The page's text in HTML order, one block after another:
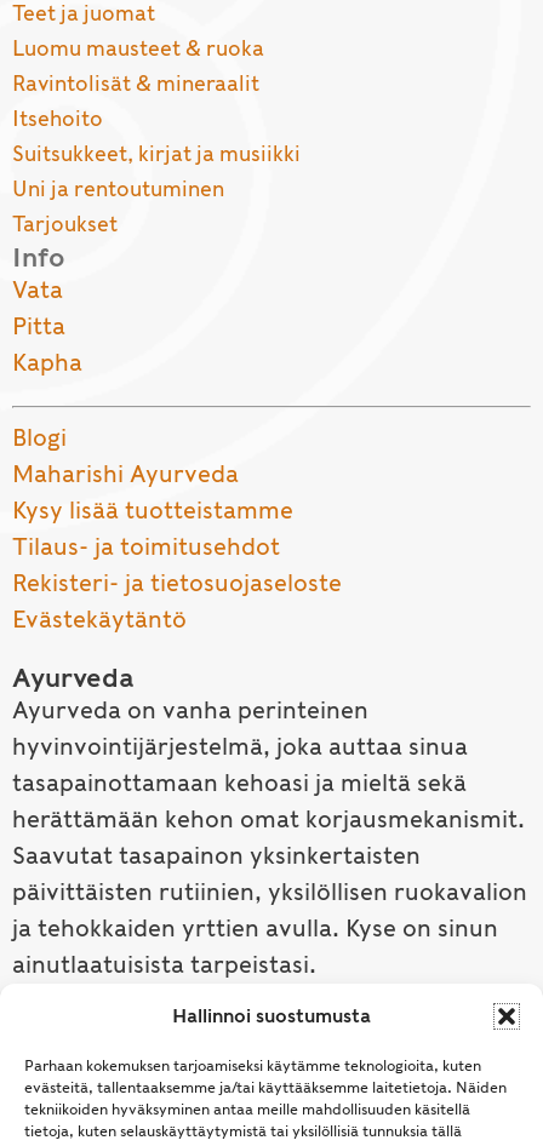
Hallinnoi suostumusta
Parhaan kokemuksen tarjoamiseksi käytämme teknologioita, kuten
evästeitä, tallentaaksemme ja/tai käyttääksemme laitetietoja. Näiden
tekniikoiden hyväksyminen antaa meille mahdollisuuden käsitellä
tietoja, kuten selauskäyttäytymistä tai yksilöllisiä tunnuksia tällä
Teet ja juomat
Luomu mausteet & ruoka
Ravintolisät & mineraalit
Itsehoito
Suitsukkeet, kirjat ja musiikki
Uni ja rentoutuminen
Tarjoukset
Info
Vata
Pitta
Kapha
Blogi
Maharishi Ayurveda
Kysy lisää tuotteistamme
Tilaus- ja toimitusehdot
Rekisteri- ja tietosuojaseloste
Evästekäytäntö
Ayurveda
Ayurveda on vanha perinteinen
hyvinvointijärjestelmä, joka auttaa sinua
tasapainottamaan kehoasi ja mieltä sekä
herättämään kehon omat korjausmekanismit.
Saavutat tasapainon yksinkertaisten
päivittäisten rutiinien, yksilöllisen ruokavalion
ja tehokkaiden yrttien avulla. Kyse on sinun
ainutlaatuisista tarpeistasi.
Tutustu ayurvedaan →